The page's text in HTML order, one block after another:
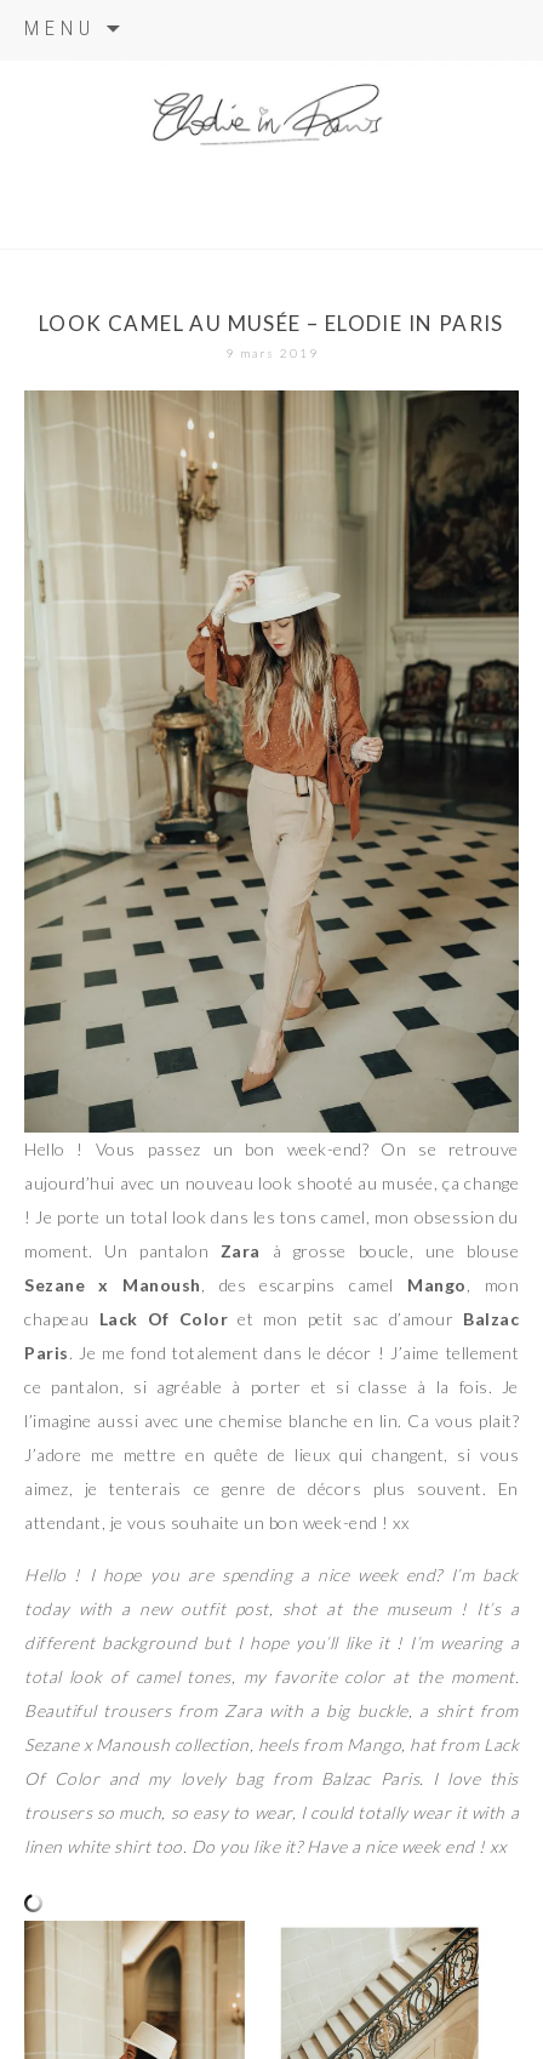
MENU
LOOK CAMEL AU MUSÉE – ELODIE IN PARIS
9 mars 2019
Hello ! Vous passez un bon week-end? On se retrouve
aujourd’hui avec un nouveau look shooté au musée, ça change
! Je porte un total look dans les tons camel, mon obsession du
moment. Un pantalon Zara
à grosse boucle, une blouse
Sezane x Manoush
, des escarpins camel Mango , mon
chapeau Lack Of Color et mon petit sac d’amour Balzac
Paris. Je me fond totalement dans le décor ! J’aime tellement
ce pantalon, si agréable à porter et si classe à la fois. Je
l’imagine aussi avec une chemise blanche en lin. Ca vous plait?
J’adore me mettre en quête de lieux qui changent, si vous
aimez, je tenterais ce genre de décors plus souvent. En
attendant, je vous souhaite un bon week-end ! xx
Hello ! I hope you are spending a nice week end? I’m back
today with a new outfit post, shot at the museum ! It’s a
different background but I hope you’ll like it ! I’m wearing a
total look of camel tones, my favorite color at the moment.
Beautiful trousers from Zara with a big buckle, a shirt from
Sezane x Manoush collection, heels from Mango, hat from Lack
Of Color and my lovely bag from Balzac Paris. I love this
trousers so much, so easy to wear, I could totally wear it with a
linen white shirt too. Do you like it? Have a nice week end ! xx